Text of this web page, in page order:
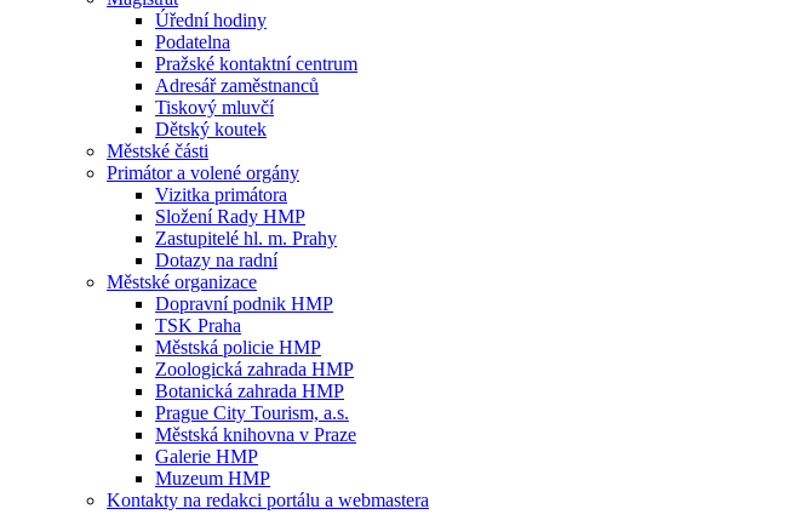
Úřední hodiny
Podatelna
Pražské kontaktní centrum
Adresář zaměstnanců
Tiskový mluvčí
Dětský koutek
Městské části
Primátor a volené orgány
Vizitka primátora
Složení Rady HMP
Zastupitelé hl. m. Prahy
Dotazy na radní
Městské organizace
Dopravní podnik HMP
TSK Praha
Městská policie HMP
Zoologická zahrada HMP
Botanická zahrada HMP
Prague City Tourism, a.s.
Městská knihovna v Praze
Galerie HMP
Muzeum HMP
Kontakty na redakci portálu a webmastera